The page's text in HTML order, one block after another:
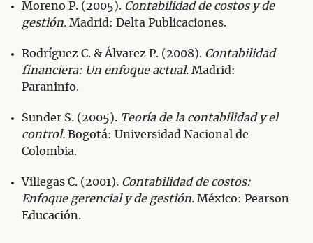
Moreno P. (2005). Contabilidad de costos y de
gestión. Madrid: Delta Publicaciones.
Rodríguez C. & Álvarez P. (2008). Contabilidad
financiera: Un enfoque actual. Madrid:
Paraninfo.
Sunder S. (2005). Teoría de la contabilidad y el
control. Bogotá: Universidad Nacional de
Colombia.
Villegas C. (2001). Contabilidad de costos:
Enfoque gerencial y de gestión. México: Pearson
Educación.